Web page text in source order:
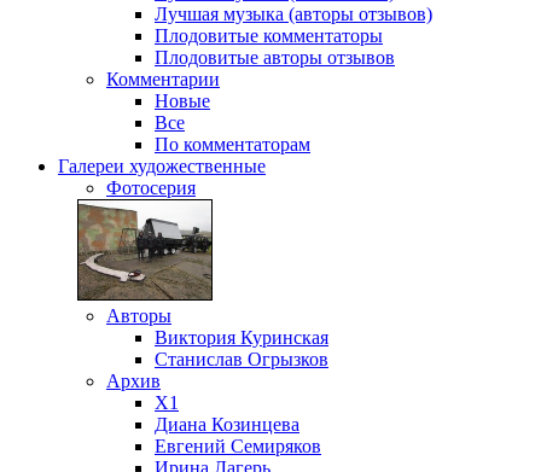
Лучшая музыка (авторы отзывов)
Плодовитые комментаторы
Плодовитые авторы отзывов
Комментарии
Новые
Все
По комментаторам
Галереи художественные
Фотосерия
Авторы
Виктория Куринская
Станислав Огрызков
Архив
X1
Диана Козинцева
Евгений Семиряков